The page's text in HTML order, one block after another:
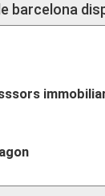
barcelona